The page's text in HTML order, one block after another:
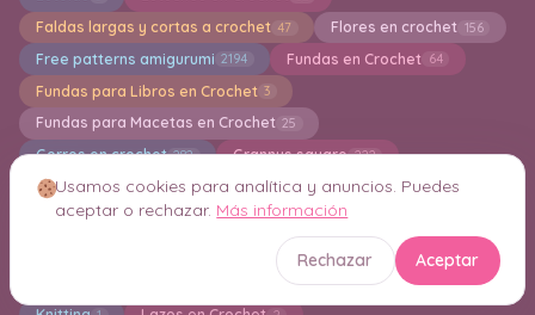
Faldas largas y cortas a crochet 47 Flores en crochet 156
Free patterns amigurumi 2194 Fundas en Crochet 64
Fundas para Libros en Crochet 3
Fundas para Macetas en Crochet 25
Gorros en crochet 282 Grannys square 222
Guantes en crochet 32 Guirnaldas 12
Hogar en crochet 41 Holiday 211 Ideas en crochet
Jersey en Crochet 118
Kimonos
Usamos cookies para analítica y anuncios. Puedes
aceptar o rechazar. Más información
Rechazar Aceptar